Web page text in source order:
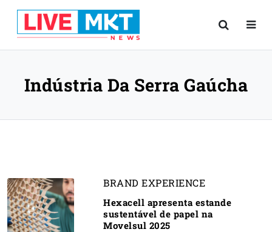
Indústria Da Serra Gaúcha
BRAND EXPERIENCE
Hexacell apresenta estande
sustentável de papel na
Movelsul 2025